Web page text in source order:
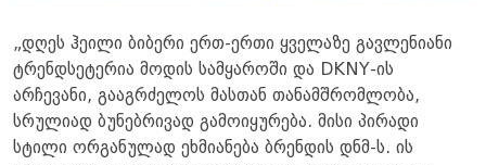
„დღეს ჰეილი ბიბერი ერთ-ერთი ყველაზე გავლენიანი
ტრენდსეტერია მოდის სამყაროში და DKNY-ის
არჩევანი, გააგრძელოს მასთან თანამშრომლობა,
სრულიად ბუნებრივად გამოიყურება. მისი პირადი
სტილი ორგანულად ეხმიანება ბრენდის დნმ-ს. ის